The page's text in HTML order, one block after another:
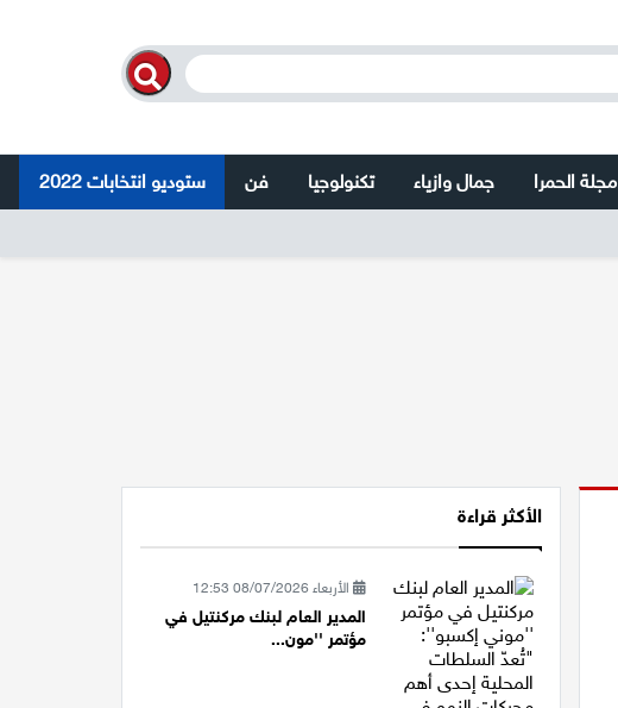
مجلة الحمرا جمال وازياء تكنولوجيا فن ستوديو انتخابات 2022
الأكثر قراءة
الأربعاء 08/07/2026 12:53
المدير العام لبنك مركنتيل في
مؤتمر ''مون...